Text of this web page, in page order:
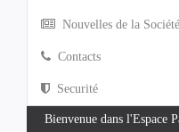
Nouvelles de la Société
Contacts
Securité
Bienvenue dans l'Espace